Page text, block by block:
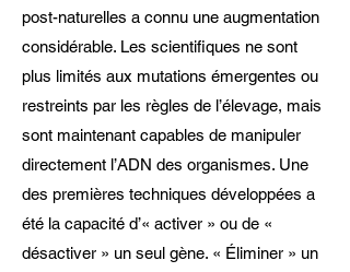
post-naturelles a connu une augmentation
considérable. Les scientifiques ne sont
plus limités aux mutations émergentes ou
restreints par les règles de l’élevage, mais
sont maintenant capables de manipuler
directement l’ADN des organismes. Une
des premières techniques développées a
été la capacité d’« activer » ou de «
désactiver » un seul gène. « Éliminer » un